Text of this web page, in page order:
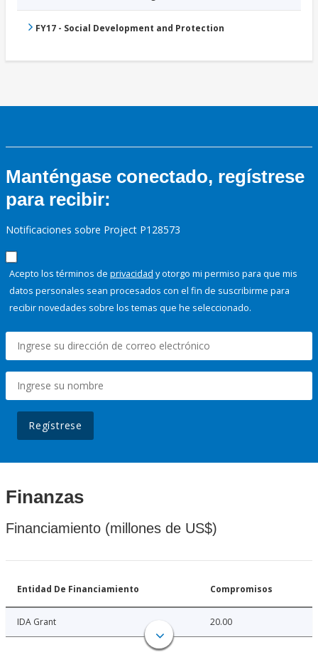
FY17 - Social Development and Protection
Manténgase conectado, regístrese
para recibir:
Notificaciones sobre Project P128573
Acepto los términos de privacidad y otorgo mi permiso para que mis
datos personales sean procesados con el fin de suscribirme para
recibir novedades sobre los temas que he seleccionado.
Regístrese
Finanzas
Financiamiento (millones de US$)
Entidad De Financiamiento Compromisos
IDA Grant 20.00